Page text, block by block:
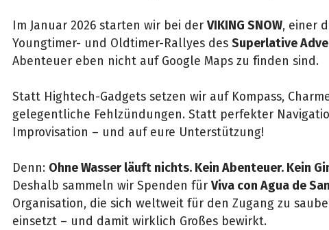
Im Januar 2026 starten wir bei der VIKING SNOW, einer
Youngtimer- und Oldtimer-Rallyes des Superlative
Abenteuer eben nicht auf Google Maps zu finden sind.
Statt Hightech-Gadgets setzen wir auf Kompass,
gelegentliche Fehlzündungen. Statt perfekter
Improvisation – und auf eure Unterstützung!
Denn: Ohne Wasser läuft nichts. Kein Abenteuer. Kein
Deshalb sammeln wir Spenden für Viva con Agua de
Organisation, die sich weltweit für den Zugang zu
einsetzt – und damit wirklich Großes bewirkt.